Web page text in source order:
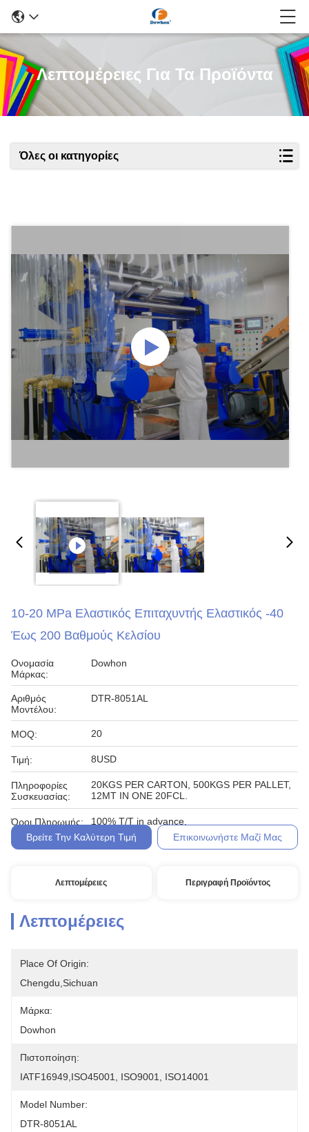
Λεπτομέρειες Για Τα Προϊόντα
Όλες οι κατηγορίες
10-20 MPa Ελαστικός Επιταχυντής Ελαστικός -40
Έως 200 Βαθμούς Κελσίου
Ονομασία
Μάρκας:
Dowhon
Αριθμός
Μοντέλου:
DTR-8051AL
MOQ: 20
Τιμή: 8USD
Πληροφορίες
Συσκευασίας:
20KGS PER CARTON, 500KGS PER PALLET,
12MT IN ONE 20FCL.
Όροι Πληρωμής:
100% T/T in advance.
Βρείτε Την Καλύτερη Τιμή
Επικοινωνήστε Μαζί Μας
Λεπτομέρειες Περιγραφή Προϊόντος
Λεπτομέρειες
Place Of Origin:
Chengdu,Sichuan
Μάρκα:
Dowhon
Πιστοποίηση:
IATF16949,ISO45001, ISO9001, ISO14001
Model Number:
DTR-8051AL